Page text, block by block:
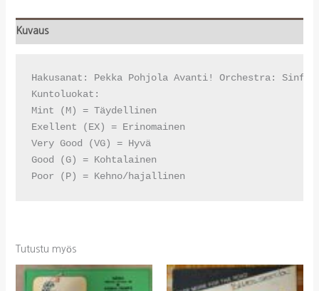
1Kuvaus
Hakusanat: Pekka Pohjola Avanti! Orchestra:
Kuntoluokat:
Mint (M) = Täydellinen
Exellent (EX) = Erinomainen
Very Good (VG) = Hyvä
Good (G) = Kohtalainen
Poor (P) = Kehno/hajallinen
Tutustu myös